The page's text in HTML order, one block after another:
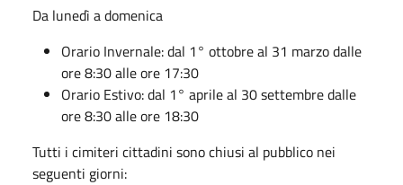
Da lunedì a domenica
Orario Invernale: dal 1° ottobre al 31 marzo dalle
ore 8:30 alle ore 17:30
Orario Estivo: dal 1° aprile al 30 settembre dalle
ore 8:30 alle ore 18:30
Tutti i cimiteri cittadini sono chiusi al pubblico nei
seguenti giorni: